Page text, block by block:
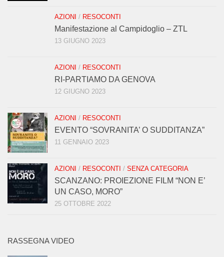
AZIONI / RESOCONTI
Manifestazione al Campidoglio – ZTL
13 GIUGNO 2023
AZIONI / RESOCONTI
RI-PARTIAMO DA GENOVA
12 GIUGNO 2023
AZIONI / RESOCONTI
EVENTO “SOVRANITA’ O SUDDITANZA”
11 GENNAIO 2023
AZIONI / RESOCONTI / SENZA CATEGORIA
SCANZANO: PROIEZIONE FILM “NON E’
UN CASO, MORO”
25 OTTOBRE 2022
RASSEGNA VIDEO